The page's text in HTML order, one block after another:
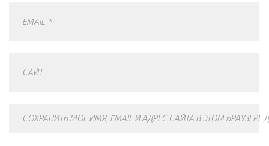
EMAIL *
САЙТ
СОХРАНИТЬ МОЁ ИМЯ, EMAIL И АДРЕС САЙТА В ЭТОМ